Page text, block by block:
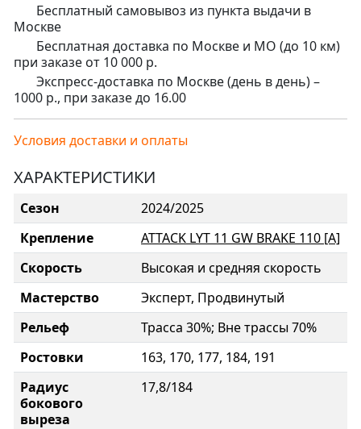
Бесплатный самовывоз из пункта выдачи в
Москве
Бесплатная доставка по Москве и МО (до 10 км)
при заказе от 10 000 р.
Экспресс-доставка по Москве (день в день) –
1000 р., при заказе до 16.00
Условия доставки и оплаты
ХАРАКТЕРИСТИКИ
Сезон
2024/2025
Крепление
ATTACK LYT 11 GW BRAKE 110 [A]
Скорость
Высокая и средняя скорость
Мастерство
Эксперт, Продвинутый
Рельеф
Трасса 30%; Вне трассы 70%
Ростовки
163, 170, 177, 184, 191
Радиус
бокового
выреза
17,8/184